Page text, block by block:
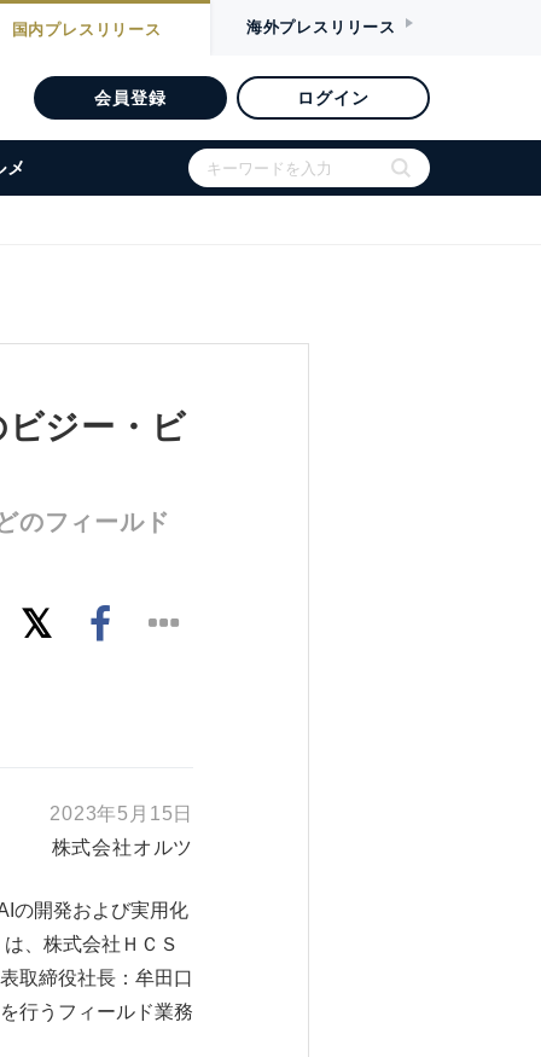
国内プレスリリース 海外プレスリリース
会員登録 ログイン
メ
ジー・ビ
のフィールド
2023年5月15日
株式会社オルツ
の開発および実用化
、株式会社ＨＣＳ
取締役社長：牟田口
行うフィールド業務